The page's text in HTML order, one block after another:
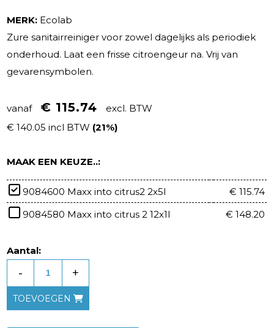
MERK: Ecolab
Zure sanitairreiniger voor zowel dagelijks als periodiek
onderhoud. Laat een frisse citroengeur na. Vrij van
gevarensymbolen.
vanaf € 115.74
excl. BTW
€ 140.05 incl BTW (21%)
MAAK EEN KEUZE..:
9084600 Maxx into citrus2 2x5l
€ 115.74
9084580 Maxx into citrus 2 12x1l
€ 148.20
Aantal:
- +
TOEVOEGEN